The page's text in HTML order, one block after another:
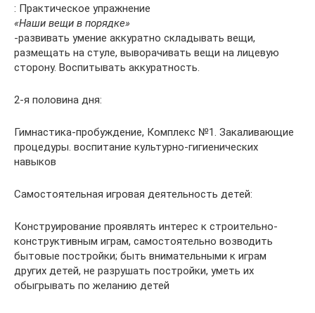
: Практическое упражнение
«Наши вещи в порядке»
-развивать умение аккуратно складывать вещи,
размещать на стуле, выворачивать вещи на лицевую
сторону. Воспитывать аккуратность.
2-я половина дня:
Гимнастика-пробуждение, Комплекс №1. Закаливающие
процедуры. воспитание культурно-гигиенических
навыков
Самостоятельная игровая деятельность детей:
Конструирование проявлять интерес к строительно-
конструктивным играм, самостоятельно возводить
бытовые постройки; быть внимательными к играм
других детей, не разрушать постройки, уметь их
обыгрывать по желанию детей